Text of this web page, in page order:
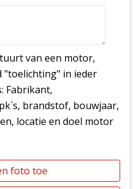
van een motor,
"toelichting" in ieder
Fabrikant,
brandstof, bouwjaar,
locatie en doel motor